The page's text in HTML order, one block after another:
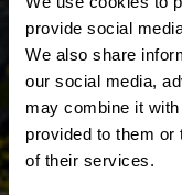
provide social
We also share
our social media,
may combine it
provided to them or
of their services.